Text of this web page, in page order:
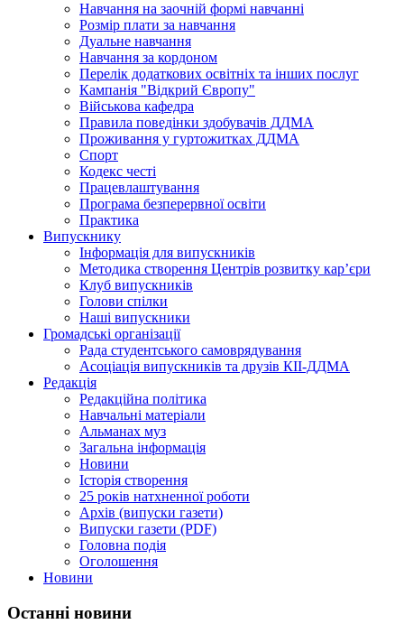
Навчання на заочній формі навчанні
Розмір плати за навчання
Дуальне навчання
Навчання за кордоном
Перелік додаткових освітніх та інших послуг
Кампанія "Відкрий Європу"
Військова кафедра
Правила поведінки здобувачів ДДМА
Проживання у гуртожитках ДДМА
Спорт
Кодекс честі
Працевлаштування
Програма безперервної освіти
Практика
Випускнику
Інформація для випускників
Методика створення Центрів розвитку кар’єри
Клуб випускників
Голови спілки
Наші випускники
Громадські організації
Рада студентського самоврядування
Асоціація випускників та друзів КІІ-ДДМА
Редакція
Редакційна політика
Навчальні матеріали
Альманах муз
Загальна інформація
Новини
Історія створення
25 років натхненної роботи
Архів (випуски газети)
Випуски газети (PDF)
Головна подія
Оголошення
Новини
Останні новини